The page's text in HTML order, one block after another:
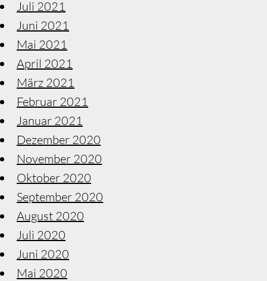
Juli 2021
Juni 2021
Mai 2021
April 2021
März 2021
Februar 2021
Januar 2021
Dezember 2020
November 2020
Oktober 2020
September 2020
August 2020
Juli 2020
Juni 2020
Mai 2020